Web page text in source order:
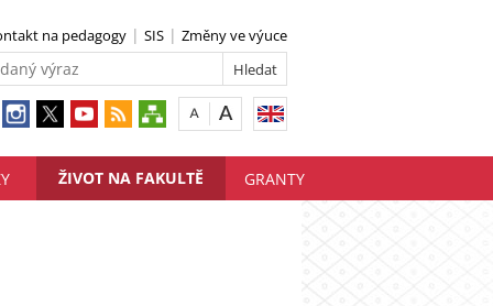
na pedagogy SIS Změny ve výuce
ŽIVOT NA FAKULTĚ GRANTY